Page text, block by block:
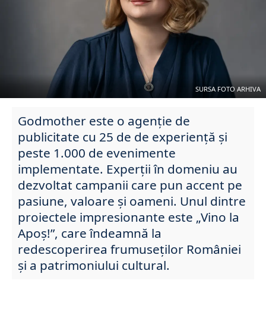
SURSA FOTO ARHIVA
Godmother este o agenție de
publicitate cu 25 de de experiență și
peste 1.000 de evenimente
implementate. Experții în domeniu au
dezvoltat campanii care pun accent pe
pasiune, valoare și oameni. Unul dintre
proiectele impresionante este „Vino la
Apoș!”, care îndeamnă la
redescoperirea frumuseților României
și a patrimoniului cultural.